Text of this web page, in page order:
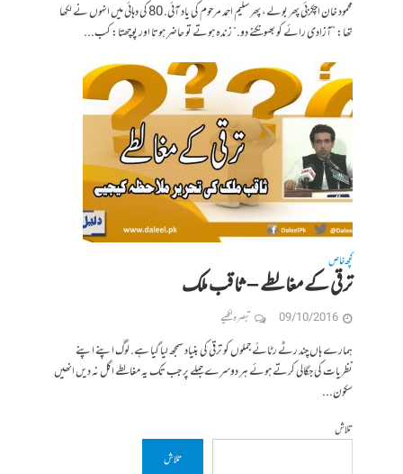
محمود خان اچکزئی پھر بولے، پھر سلیم احمد مرحوم کی یاد آئی. 80 کی دہائی میں انہوں نے لکھا
تھا: ”آزادی رائے کو بھونکنے دو.“ زندہ ہوتے تو حاضر ہوتا اور پوچھتا: کب...
کچھ خاص
ترقی کے مغالطے – ثاقب ملک
09/10/2016 تبصرہ لکھیے
ہمارے ہاں چند رٹے رٹائے جملوں کو ترقی کی بنیاد سمجھ لیا گیا ہے. لوگ اپنے اپنے
نظریات کی جگالی کرتے ہوئے ہر دوسرے جملے پر جب تک یہ مغالطے اگل نہ دیں انھیں
سکون...
تلاش
تلاش